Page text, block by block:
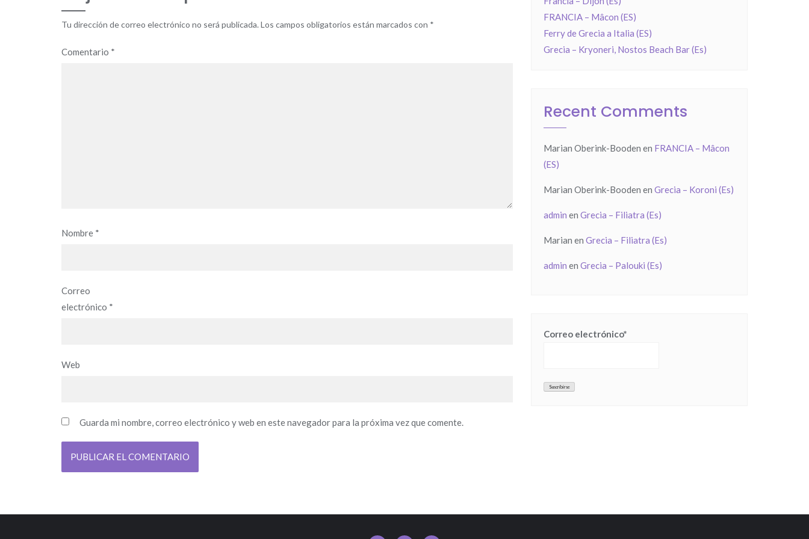
Tu dirección de correo electrónico no será publicada. Los campos obligatorios están marcados con *
Comentario *
Nombre *
Correo
electrónico *
Web
Guarda mi nombre, correo electrónico y web en este navegador para la próxima vez que comente.
FRANCIA – Mâcon (ES)
Ferry de Grecia a Italia (ES)
Grecia – Kryoneri, Nostos Beach Bar (Es)
Recent Comments
Marian Oberink-Booden en FRANCIA – Mâcon
(ES)
Marian Oberink-Booden en Grecia – Koroni (Es)
admin en Grecia – Filiatra (Es)
Marian en Grecia – Filiatra (Es)
admin en Grecia – Palouki (Es)
Correo electrónico*